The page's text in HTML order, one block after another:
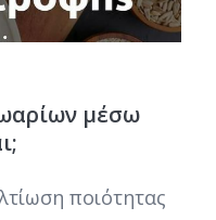
μέσω
ποιότητας